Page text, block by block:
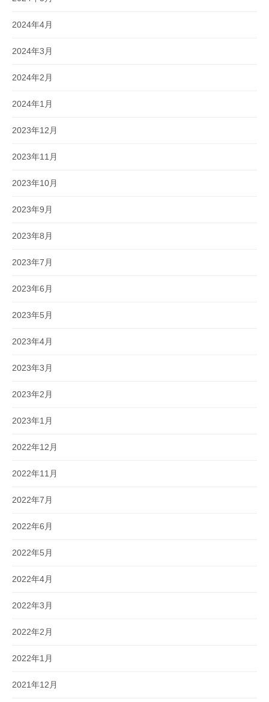
2024年4月
2024年3月
2024年2月
2024年1月
2023年12月
2023年11月
2023年10月
2023年9月
2023年8月
2023年7月
2023年6月
2023年5月
2023年4月
2023年3月
2023年2月
2023年1月
2022年12月
2022年11月
2022年7月
2022年6月
2022年5月
2022年4月
2022年3月
2022年2月
2022年1月
2021年12月